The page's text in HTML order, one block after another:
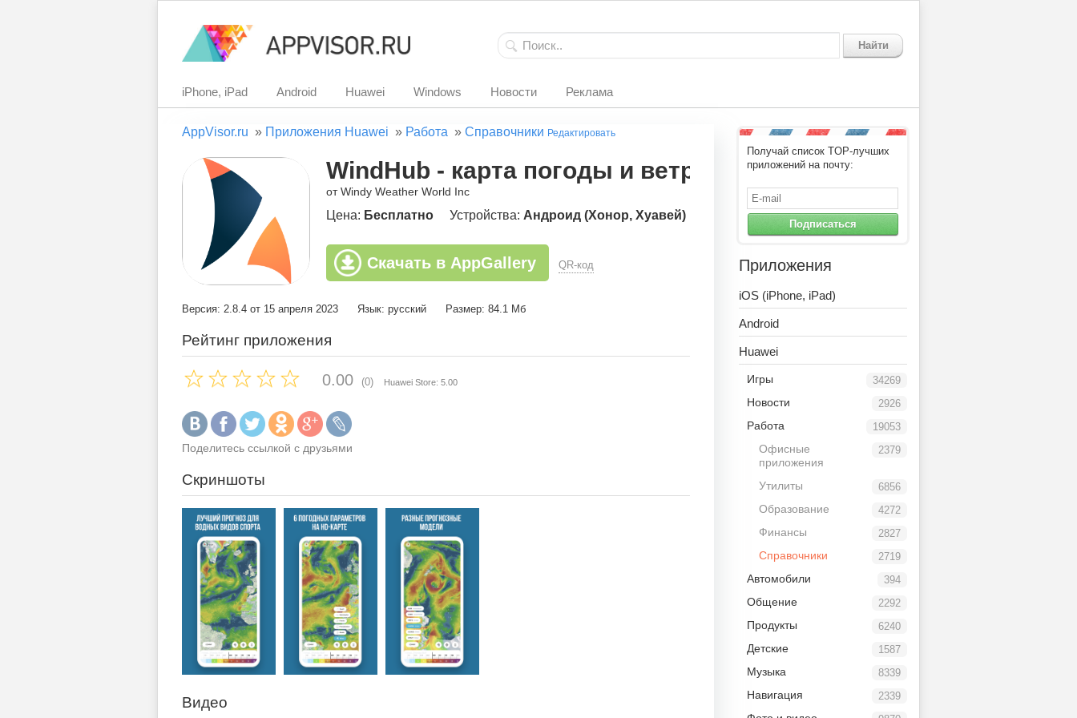
Найти
iPhone, iPad Android Huawei Windows Новости Реклама
AppVisor.ru » Приложения Huawei » Работа » Справочники Редактировать
WindHub - карта погоды и ветра
от Windy Weather World Inc
Цена: Бесплатно Устройства: Андроид (Хонор, Хуавей)
Скачать в AppGallery QR-код
Версия: 2.8.4 от 15 апреля 2023 Язык: русский Размер: 84.1 Мб
Рейтинг приложения
0.00 (0) Huawei Store: 5.00
Поделитесь ссылкой с друзьями
Скриншоты
Видео
Получай список TOP-лучших
приложений на почту:
Подписаться
Приложения
iOS (iPhone, iPad)
Android
Huawei
34269
Игры
2926
Новости
19053
Работа
2379
Офисные
приложения
6856
Утилиты
4272
Образование
2827
Финансы
2719
Справочники
394
Автомобили
2292
Общение
6240
Продукты
1587
Детские
8339
Музыка
2339
Навигация